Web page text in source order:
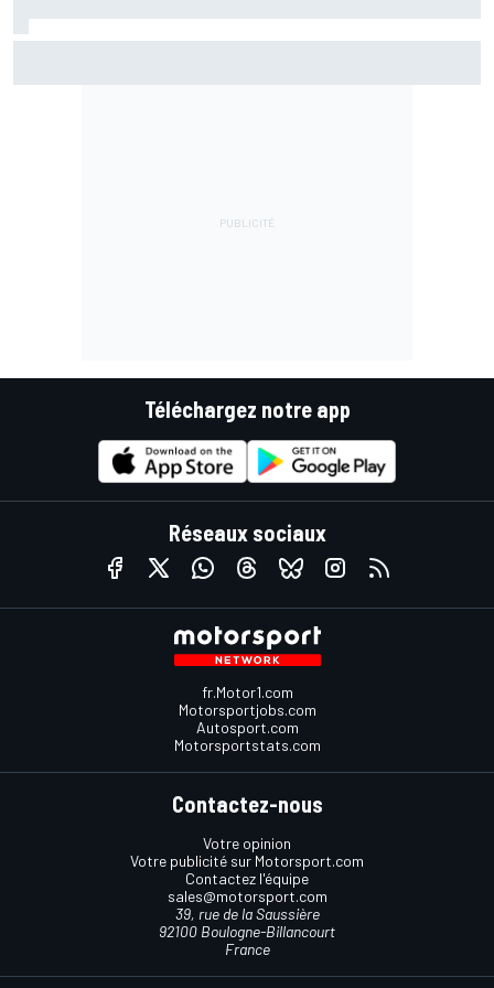
Téléchargez notre app
Réseaux sociaux
fr.Motor1.com
Motorsportjobs.com
Autosport.com
Motorsportstats.com
Contactez-nous
Votre opinion
Votre publicité sur Motorsport.com
Contactez l'équipe
sales@motorsport.com
39, rue de la Saussière
92100 Boulogne-Billancourt
France